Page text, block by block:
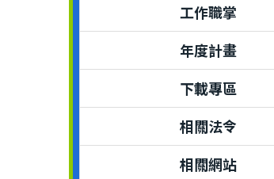
工作職掌
年度計畫
下載專區
相關法令
相關網站